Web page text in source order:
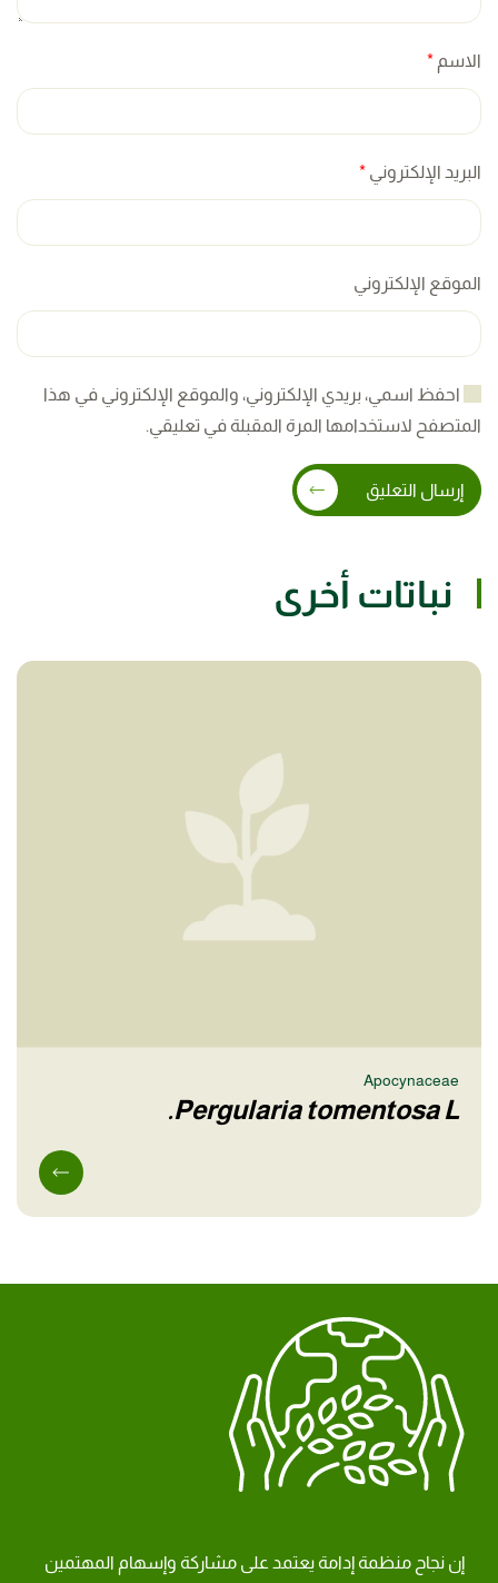
الاسم *
البريد الإلكتروني *
الموقع الإلكتروني
احفظ اسمي، بريدي الإلكتروني، والموقع الإلكتروني في هذا
المتصفح لاستخدامها المرة المقبلة في تعليقي.
إرسال التعليق
نباتات أخرى
Apocynaceae
Pergularia tomentosa L.
إن نجاح منظمة إدامة يعتمد على مشاركة وإسهام المهتمين